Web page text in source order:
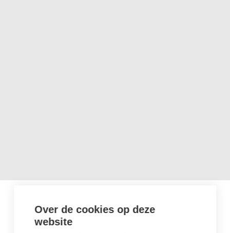
Over de cookies op deze
website